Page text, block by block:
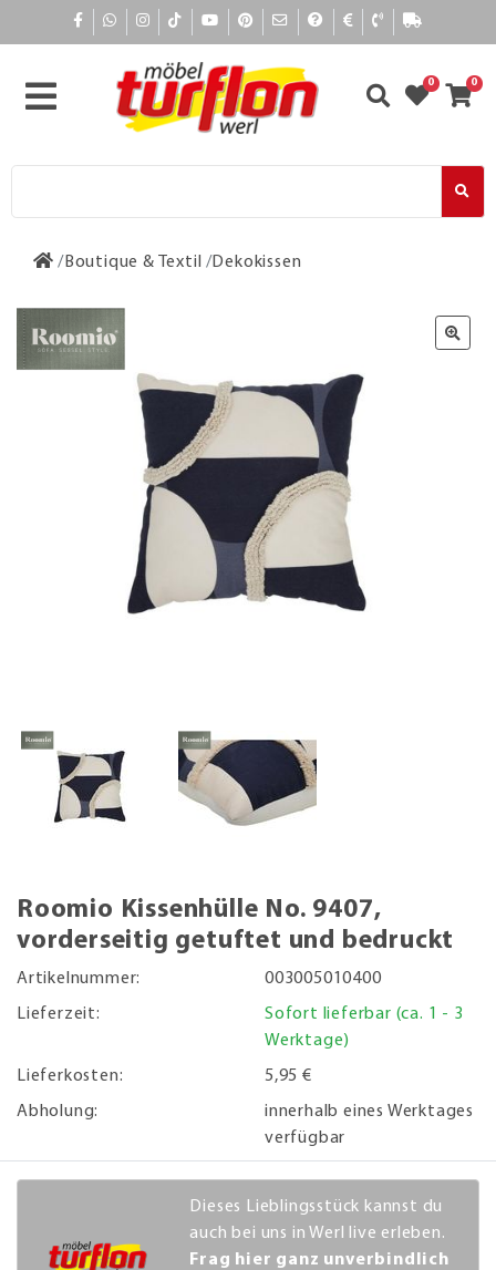
0 0
Boutique & Textil Dekokissen
Roomio Kissenhülle No. 9407,
vorderseitig getuftet und bedruckt
Artikelnummer:
003005010400
Lieferzeit:
Sofort lieferbar (ca. 1 - 3
Werktage)
Lieferkosten:
5,95 €
Abholung:
innerhalb eines Werktages
verfügbar
Dieses Lieblingsstück kannst du
auch bei uns in Werl live erleben.
Frag hier ganz unverbindlich